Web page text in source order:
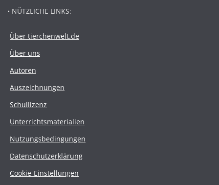
• NÜTZLICHE LINKS:
Über tierchenwelt.de
Über uns
Autoren
Auszeichnungen
Schullizenz
Unterrichtsmaterialien
Nutzungsbedingungen
Datenschutzerklärung
Cookie-Einstellungen